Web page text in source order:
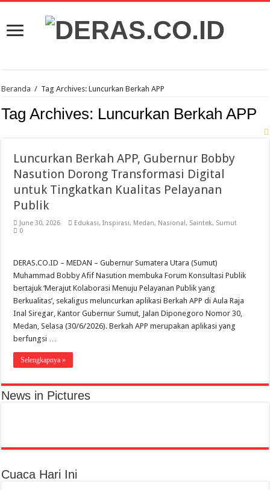
Beranda / Tag Archives: Luncurkan Berkah APP
Tag Archives: Luncurkan Berkah APP
Luncurkan Berkah APP, Gubernur Bobby
Nasution Dorong Transformasi Digital
untuk Tingkatkan Kualitas Pelayanan
Publik
June 30, 2026 Edukasi,Inspirasi, Medan, Nasional, Saintek, Sumut
0
DERAS.CO.ID – MEDAN – Gubernur Sumatera Utara (Sumut)
Muhammad Bobby Afif Nasution membuka Forum Konsultasi Publik
bertajuk ‘Merajut Kolaborasi Menuju Pelayanan Publik yang
Berkualitas’, sekaligus meluncurkan aplikasi Berkah APP di Aula Raja
Inal Siregar, Kantor Gubernur Sumut, Jalan Diponegoro Nomor 30,
Medan, Selasa (30/6/2026). Berkah APP merupakan aplikasi yang
berfungsi …
Selengkapnya »
News in Pictures
Cuaca Hari Ini